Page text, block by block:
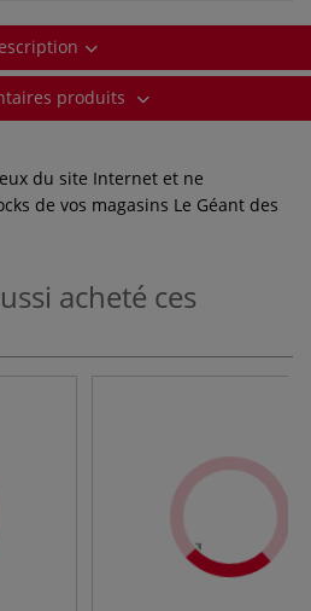
produits
du site Internet et ne
de vos magasins Le Géant des
acheté ces